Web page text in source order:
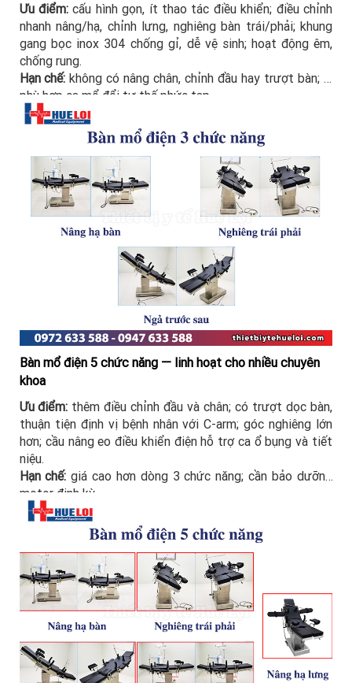
Ưu điểm: cấu hình gọn, ít thao tác điều khiển; điều chỉnh
nhanh nâng/hạ, chỉnh lưng, nghiêng bàn trái/phải; khung
gang bọc inox 304 chống gỉ, dễ vệ sinh; hoạt động êm,
chống rung.
Hạn chế: không có nâng chân, chỉnh đầu hay trượt bàn; ít
phù hợp ca mổ đổi tư thế phức tạp.
Phù hợp:phòng khám và bệnh viện chuyên tiểu phẫu, phẫu
thuật đơn giản; cơ sở muốn đầu tư bàn điện nhưng không
cần tính năng nâng cao.
Bàn mổ điện 5 chức năng — linh hoạt cho nhiều chuyên
khoa
Ưu điểm: thêm điều chỉnh đầu và chân; có trượt dọc bàn,
thuận tiện định vị bệnh nhân với C-arm; góc nghiêng lớn
hơn; cầu nâng eo điều khiển điện hỗ trợ ca ổ bụng và tiết
niệu.
Hạn chế: giá cao hơn dòng 3 chức năng; cần bảo dưỡng
motor định kỳ.
Phù hợp:bệnh viện đa khoa hoặc chuyên khoa có nhiều
loại phẫu thuật.